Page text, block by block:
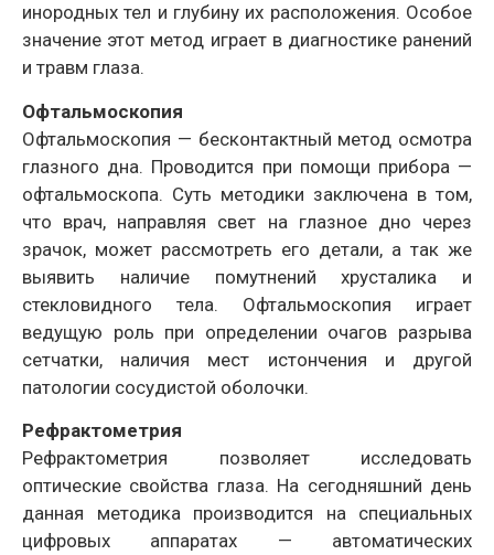
инородных тел и глубину их расположения. Особое
значение этот метод играет в диагностике ранений
и травм глаза.
Офтальмоскопия
Офтальмоскопия — бесконтактный метод осмотра
глазного дна. Проводится при помощи прибора —
офтальмоскопа. Суть методики заключена в том,
что врач, направляя свет на глазное дно через
зрачок, может рассмотреть его детали, а так же
выявить наличие помутнений хрусталика и
стекловидного тела. Офтальмоскопия играет
ведущую роль при определении очагов разрыва
сетчатки, наличия мест истончения и другой
патологии сосудистой оболочки.
Рефрактометрия
Рефрактометрия позволяет исследовать
оптические свойства глаза. На сегодняшний день
данная методика производится на специальных
цифровых аппаратах — автоматических